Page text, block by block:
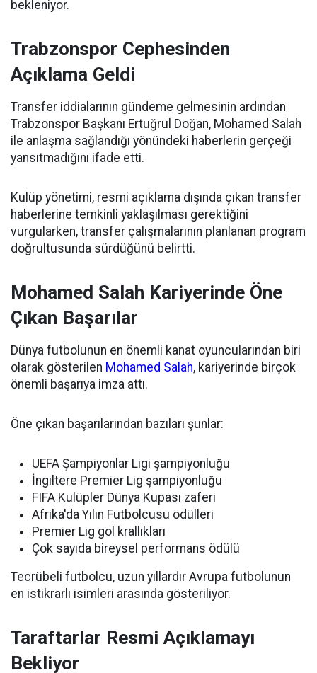
bekleniyor.
Trabzonspor Cephesinden
Açıklama Geldi
Transfer iddialarının gündeme gelmesinin ardından
Trabzonspor Başkanı Ertuğrul Doğan, Mohamed Salah
ile anlaşma sağlandığı yönündeki haberlerin gerçeği
yansıtmadığını ifade etti.
Kulüp yönetimi, resmi açıklama dışında çıkan transfer
haberlerine temkinli yaklaşılması gerektiğini
vurgularken, transfer çalışmalarının planlanan program
doğrultusunda sürdüğünü belirtti.
Mohamed Salah Kariyerinde Öne
Çıkan Başarılar
Dünya futbolunun en önemli kanat oyuncularından biri
olarak gösterilen Mohamed Salah, kariyerinde birçok
önemli başarıya imza attı.
Öne çıkan başarılarından bazıları şunlar:
UEFA Şampiyonlar Ligi şampiyonluğu
İngiltere Premier Lig şampiyonluğu
FIFA Kulüpler Dünya Kupası zaferi
Afrika'da Yılın Futbolcusu ödülleri
Premier Lig gol krallıkları
Çok sayıda bireysel performans ödülü
Tecrübeli futbolcu, uzun yıllardır Avrupa futbolunun
en istikrarlı isimleri arasında gösteriliyor.
Taraftarlar Resmi Açıklamayı
Bekliyor